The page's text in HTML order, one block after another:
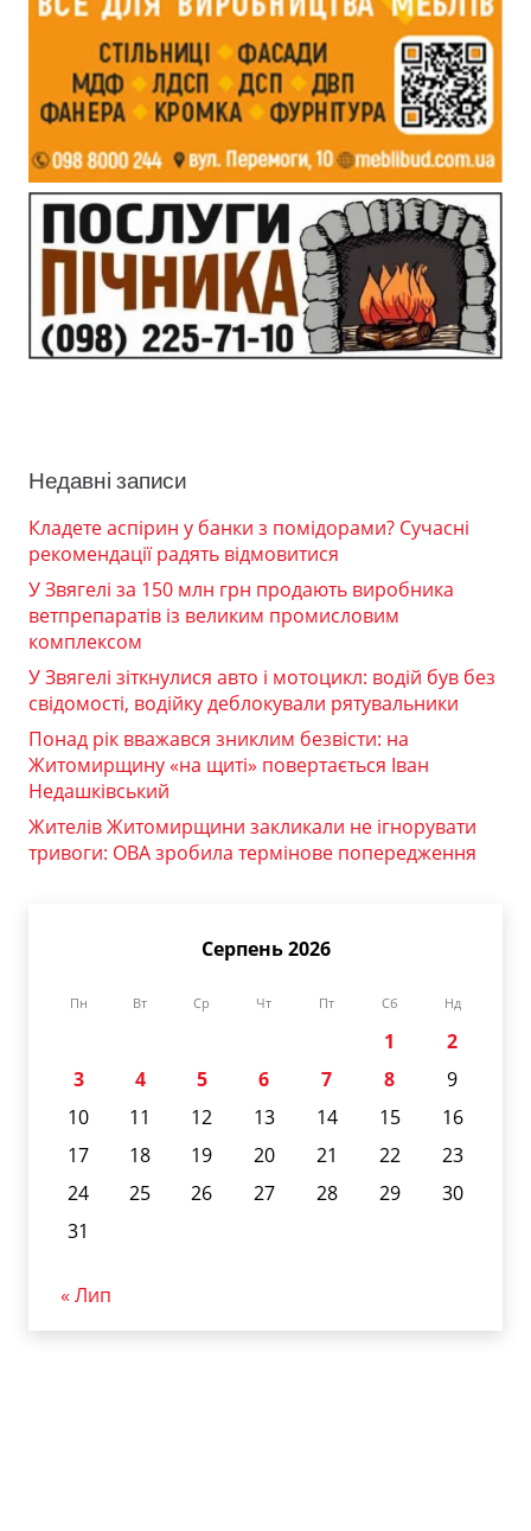
Недавні записи
Кладете аспірин у банки з помідорами? Сучасні
рекомендації радять відмовитися
У Звягелі за 150 млн грн продають виробника
ветпрепаратів із великим промисловим
комплексом
У Звягелі зіткнулися авто і мотоцикл: водій був без
свідомості, водійку деблокували рятувальники
Понад рік вважався зниклим безвісти: на
Житомирщину «на щиті» повертається Іван
Недашківський
Жителів Житомирщини закликали не ігнорувати
тривоги: ОВА зробила термінове попередження
Серпень 2026
Пн Вт Ср Чт Пт Сб Нд
1
2
3
4 5 6 7 8
9
10
11 12 13 14 15
16
17
18 19 20 21 22
23
24
25 26 27 28 29
30
31
« Лип